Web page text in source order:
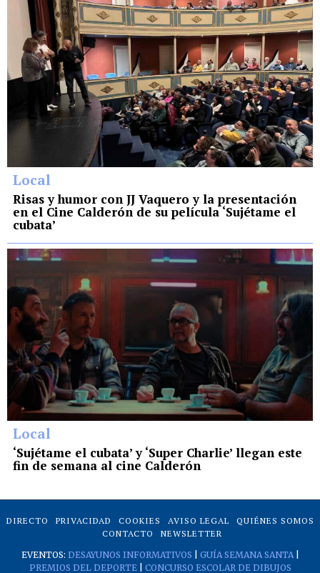
Local
Risas y humor con JJ Vaquero y la presentación
en el Cine Calderón de su película ‘Sujétame el
cubata’
Local
‘Sujétame el cubata’ y ‘Super Charlie’ llegan este
fin de semana al cine Calderón
DIRECTO PRIVACIDAD COOKIES AVISO LEGAL
QUIÉNES SOMOS
CONTACTO
NEWSLETTER
EVENTOS: DESAYUNOS INFORMATIVOS GUÍA SEMANA SANTA|
PREMIOS DEL DEPORTE| CONCURSO ESCOLAR DE DIBUJOS